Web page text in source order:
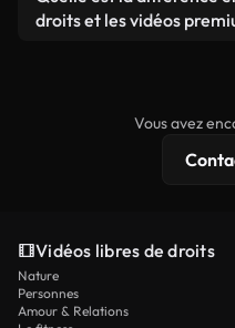
prêtes à l'emploi.
remixer nos vidéos.
droits et les vidéos
résolution 4K et des
Vous avez
Vidéos libres de droits
Nature
Personnes
Amour & Relations